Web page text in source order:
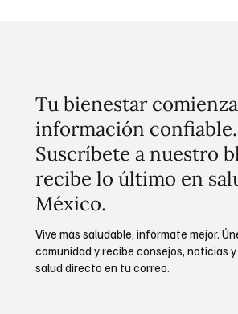
Tu bienestar
información confiable.
Suscríbete a nuestro
recibe lo último en
México.
Vive más saludable, infórmate mejor.
comunidad y recibe consejos, noticias
salud directo en tu correo.